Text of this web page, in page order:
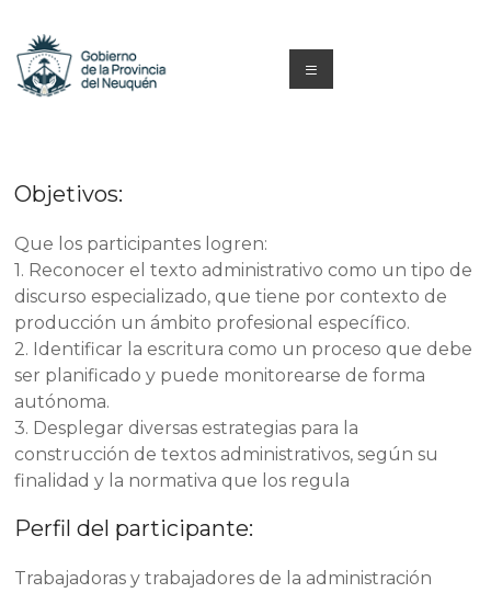
contenido
Formación
Neuquén
Menú
Objetivos:
Que los participantes logren:
1. Reconocer el texto administrativo como un tipo de
discurso especializado, que tiene por contexto de
producción un ámbito profesional específico.
2. Identificar la escritura como un proceso que debe
ser planificado y puede monitorearse de forma
autónoma.
3. Desplegar diversas estrategias para la
construcción de textos administrativos, según su
finalidad y la normativa que los regula
Perfil del participante:
Trabajadoras y trabajadores de la administración